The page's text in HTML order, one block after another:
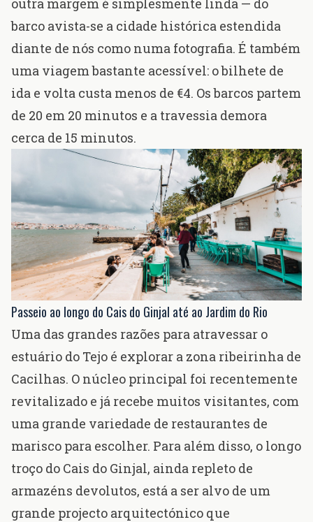
outra margem é simplesmente linda — do
barco avista-se a cidade histórica estendida
diante de nós como numa fotografia. É também
uma viagem bastante acessível: o bilhete de
ida e volta custa menos de €4. Os barcos partem
de 20 em 20 minutos e a travessia demora
cerca de 15 minutos.
Passeio ao longo do Cais do Ginjal até ao Jardim do Rio
Uma das grandes razões para atravessar o
estuário do Tejo é explorar a zona ribeirinha de
Cacilhas. O núcleo principal foi recentemente
revitalizado e já recebe muitos visitantes, com
uma grande variedade de restaurantes de
marisco para escolher. Para além disso, o longo
troço do Cais do Ginjal, ainda repleto de
armazéns devolutos, está a ser alvo de um
grande projecto arquitectónico que